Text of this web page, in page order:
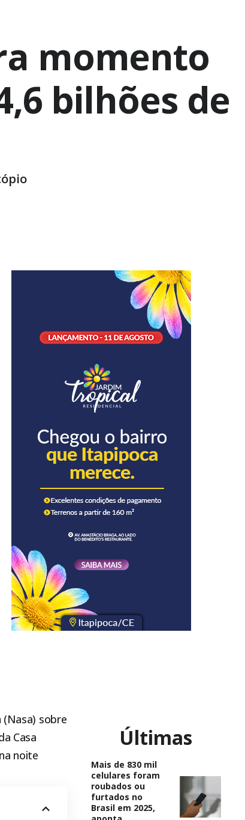
momento
bilhões de
sobre
Casa
noite
Últimas
Mais de 830 mil
celulares foram
roubados ou
furtados no
Brasil em 2025,